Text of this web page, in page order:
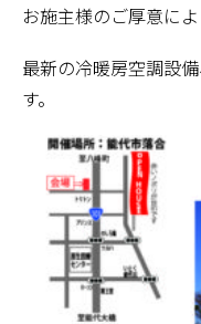
お施主様のご厚意に
最新の冷暖房空調設
す。